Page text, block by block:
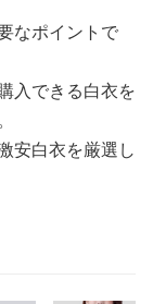
なポイントで
入できる白衣を
安白衣を厳選し